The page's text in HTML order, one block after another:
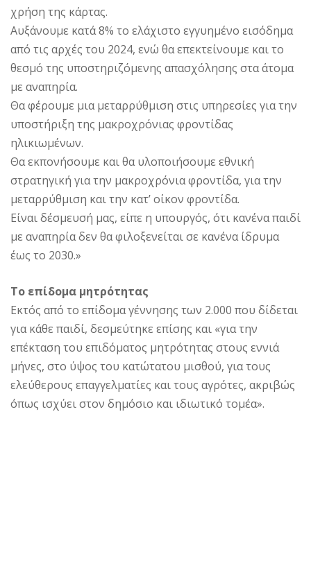
χρήση της κάρτας.
Αυξάνουμε κατά 8% το ελάχιστο εγγυημένο εισόδημα
από τις αρχές του 2024, ενώ θα επεκτείνουμε και το
θεσμό της υποστηριζόμενης απασχόλησης στα άτομα
με αναπηρία.
Θα φέρουμε μια μεταρρύθμιση στις υπηρεσίες για την
υποστήριξη της μακροχρόνιας φροντίδας
ηλικιωμένων.
Θα εκπονήσουμε και θα υλοποιήσουμε εθνική
στρατηγική για την μακροχρόνια φροντίδα, για την
μεταρρύθμιση και την κατ’ οίκον φροντίδα.
Είναι δέσμευσή μας, είπε η υπουργός, ότι κανένα παιδί
με αναπηρία δεν θα φιλοξενείται σε κανένα ίδρυμα
έως το 2030.»
Το επίδομα μητρότητας
Εκτός από το επίδομα γέννησης των 2.000 που δίδεται
για κάθε παιδί, δεσμεύτηκε επίσης και «για την
επέκταση του επιδόματος μητρότητας στους εννιά
μήνες, στο ύψος του κατώτατου μισθού, για τους
ελεύθερους επαγγελματίες και τους αγρότες, ακριβώς
όπως ισχύει στον δημόσιο και ιδιωτικό τομέα».